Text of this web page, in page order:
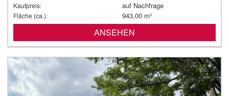
Kaufpreis:
auf Nachfrage
Fläche (ca.): 943,00 m²
ANSEHEN